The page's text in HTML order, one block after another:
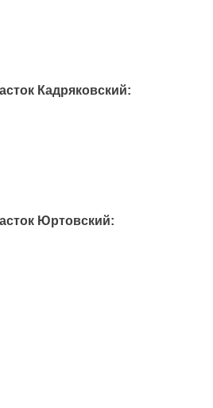
Кадряковский:
Юртовский: